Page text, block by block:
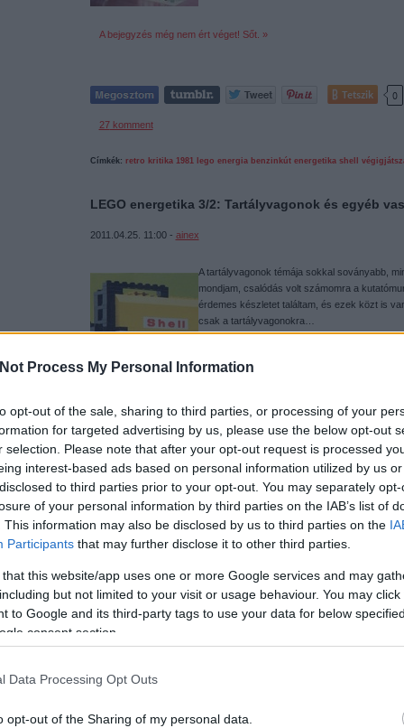
Process My Personal Information
opt-out of the sale, sharing to third parties, or processing of your
for targeted advertising by us, please use the below opt-out
selection. Please note that after your opt-out request is processed
interest-based ads based on personal information utilized by us
to third parties prior to your opt-out. You may separately
of your personal information by third parties on the IAB’s list of
This information may also be disclosed by us to third parties on the
Participants that may further disclose it to other third parties.
that this website/app uses one or more Google services and may
but not limited to your visit or usage behaviour. You may
to Google and its third-party tags to use your data for below
consent section.
Data Processing Opt Outs
opt-out of the Sharing of my personal data.
nem tudod
kattints!
A bejegyzés még nem ért véget! Sőt. »
Tetszik 0
27komment
Címkék: retro kritika 1981 lego energia benzinkút energetika shell
LEGO energetika 3/2: Tartályvagonok és egyéb
2011.04.25. 11:00 - ainex
A tartályvagonok témája sokkal soványabb,
mondjam, csalódás volt számomra a
érdemes készletet találtam, és ezek közt is
csak a tartályvagonokra…
A bejegyzés még nem ért véget! Sőt. »
Tetszik 0
komment
Címkék: energetika exxon
LEGO energetika 3: Vasút
2011.04.24. 11:00 -ainex
A LEGO, a vasút és az energetika
megvizsgálni: egyfelől miként szállítunk
vonatunkat milyen energia hajtja?A 7939-es